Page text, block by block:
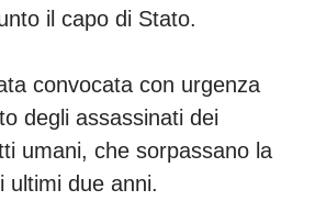
il capo di Stato.
convocata con urgenza
degli assassinati dei
umani, che sorpassano la
ultimi due anni.